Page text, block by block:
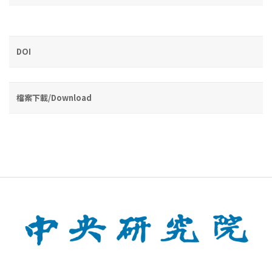
DOI
檔案下載/Download